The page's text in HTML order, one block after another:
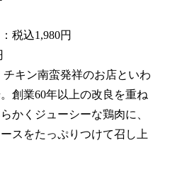
税込1,980円
キン南蛮発祥のお店といわ
創業60年以上の改良を重ね
かくジューシーな鶏肉に、
スをたっぷりつけて召し上